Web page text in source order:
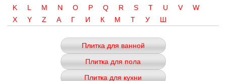
K
L M N O P Q R S T U V
W
X
Y Z А Г И К М Т У Ш
Плитка для ванной
Плитка для пола
Плитка для кухни